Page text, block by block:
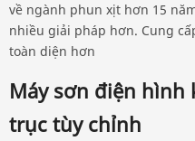
về ngành phun xịt hơn 15
nhiều giải pháp hơn. Cung
toàn diện hơn
Máy sơn điện hình
trục tùy chỉnh